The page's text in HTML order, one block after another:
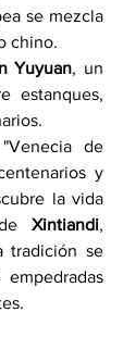
se mezcla
chino.
Yuyuan, un
estanques,
de
y
la vida
Xintiandi,
tradición se